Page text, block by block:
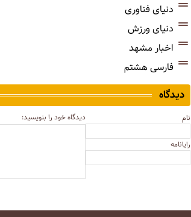
دنیای فناوری
دنیای ورزش
اخبار مشهد
فارسی هشتم
دیدگاه
نام
رایانامه
دیدگاه خود را بنویسید: